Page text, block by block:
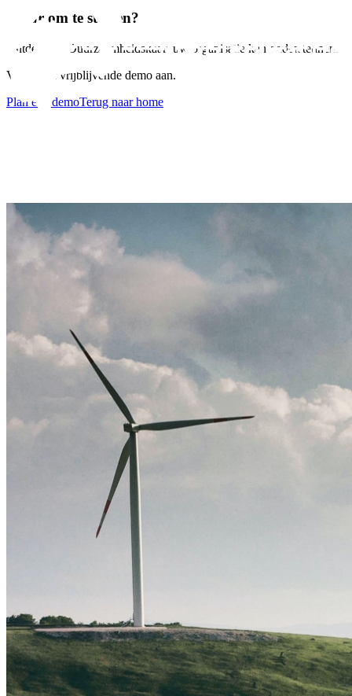
Klaar om te starten?
Ontdek hoe Duurzaamheidskaart uw organisatie kan ondersteunen.
Vraag een vrijblijvende demo aan.
Plan een demoTerug naar home
Plan een demo